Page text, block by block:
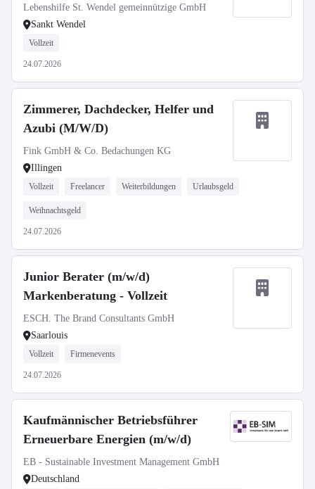
Lebenshilfe St. Wendel gemeinnützige GmbH
Sankt Wendel
Vollzeit
24.07.2026
Zimmerer, Dachdecker, Helfer und
Azubi (M/W/D)
Fink GmbH & Co. Bedachungen KG
Illingen
Vollzeit Freelancer Weiterbildungen Urlaubsgeld
Weihnachtsgeld
24.07.2026
Junior Berater (m/w/d)
Markenberatung - Vollzeit
ESCH. The Brand Consultants GmbH
Saarlouis
Vollzeit Firmenevents
24.07.2026
Kaufmännischer Betriebsführer
Erneuerbare Energien (m/w/d)
EB - Sustainable Investment Management GmbH
Deutschland